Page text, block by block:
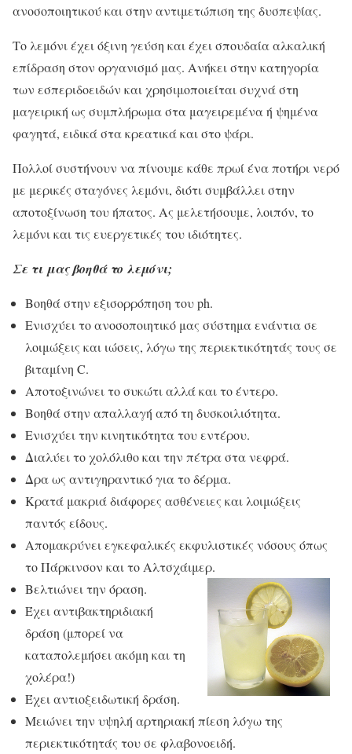
ανοσοποιητικού και στην αντιμετώπιση της δυσπεψίας.
Το λεμόνι έχει όξινη γεύση και έχει σπουδαία αλκαλική
επίδραση στον οργανισμό μας. Ανήκει στην κατηγορία
των εσπεριδοειδών και χρησιμοποιείται συχνά στη
μαγειρική ως συμπλήρωμα στα μαγειρεμένα ή ψημένα
φαγητά, ειδικά στα κρεατικά και στο ψάρι.
Πολλοί συστήνουν να πίνουμε κάθε πρωί ένα ποτήρι νερό
με μερικές σταγόνες λεμόνι, διότι συμβάλλει στην
αποτοξίνωση του ήπατος. Ας μελετήσουμε, λοιπόν, το
λεμόνι και τις ευεργετικές του ιδιότητες.
Σε τι μας βοηθά το λεμόνι;
Βοηθά στην εξισορρόπηση του ph.
Ενισχύει το ανοσοποιητικό μας σύστημα ενάντια σε
λοιμώξεις και ιώσεις, λόγω της περιεκτικότητάς τους σε
βιταμίνη C.
Αποτοξινώνει το συκώτι αλλά και το έντερο.
Βοηθά στην απαλλαγή από τη δυσκοιλιότητα.
Ενισχύει την κινητικότητα του εντέρου.
Διαλύει το χολόλιθο και την πέτρα στα νεφρά.
Δρα ως αντιγηραντικό για το δέρμα.
Κρατά μακριά διάφορες ασθένειες και λοιμώξεις
παντός είδους.
Απομακρύνει εγκεφαλικές εκφυλιστικές νόσους όπως
το Πάρκινσον και το Αλτσχάιμερ.
Βελτιώνει την όραση.
Έχει αντιβακτηριδιακή
δράση (μπορεί να
καταπολεμήσει ακόμη και τη
χολέρα!)
Έχει αντιοξειδωτική δράση.
Μειώνει την υψηλή αρτηριακή πίεση λόγω της
περιεκτικότητάς του σε φλαβονοειδή.